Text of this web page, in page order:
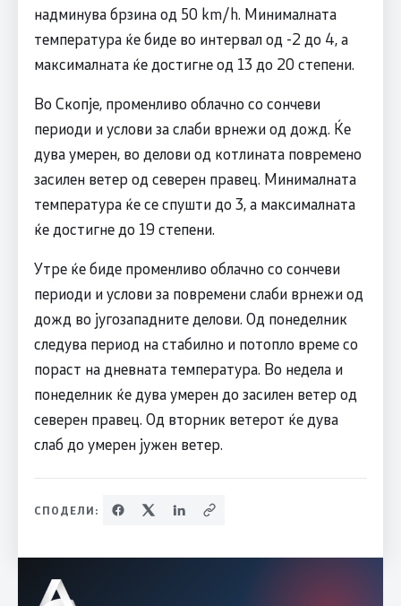
надминува брзина од 50 km/h. Минималната
температура ќе биде во интервал од -2 до 4, а
максималната ќе достигне од 13 до 20 степени.
Во Скопје, променливо облачно со сончеви
периоди и услови за слаби врнежи од дожд. Ќе
дува умерен, во делови од котлината повремено
засилен ветер од северен правец. Минималната
температура ќе се спушти до 3, а максималната
ќе достигне до 19 степени.
Утре ќе биде променливо облачно со сончеви
периоди и услови за повремени слаби врнежи од
дожд во југозападните делови. Од понеделник
следува период на стабилно и потопло време со
пораст на дневната температура. Во недела и
понеделник ќе дува умерен до засилен ветер од
северен правец. Од вторник ветерот ќе дува
слаб до умерен јужен ветер.
СПОДЕЛИ: